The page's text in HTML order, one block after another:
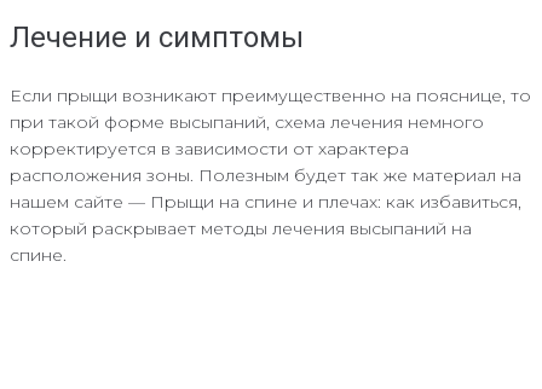
Лечение и симптомы
Если прыщи возникают преимущественно на пояснице, то
при такой форме высыпаний, схема лечения немного
корректируется в зависимости от характера
расположения зоны. Полезным будет так же материал на
нашем сайте — Прыщи на спине и плечах: как избавиться,
который раскрывает методы лечения высыпаний на
спине.